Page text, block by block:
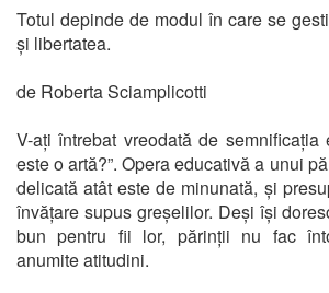
Totul depinde de modul în care se
și libertatea.
de Roberta Sciamplicotti
V-ați întrebat vreodată de semnificația
este o artă?”. Opera educativă a unui
delicată atât este de minunată, și
învățare supus greșelilor. Deși își
bun pentru fii lor, părinții nu fac
anumite atitudini.